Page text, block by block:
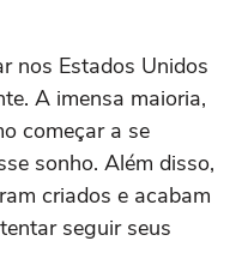
nos Estados Unidos
A imensa maioria,
começar a se
sonho. Além disso,
criados e acabam
seguir seus